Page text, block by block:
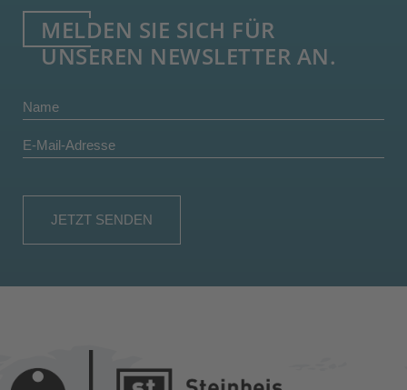
MELDEN SIE SICH FÜR
UNSEREN NEWSLETTER AN.